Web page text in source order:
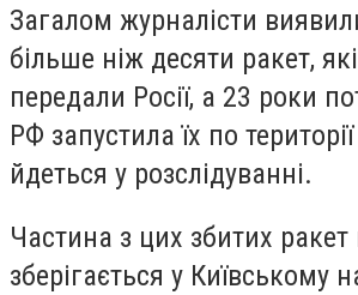
Загалом журналісти
більше ніж десяти ракет,
передали Росії, а 23 роки
РФ запустила їх по
йдеться у розслідуванні.
Частина з цих збитих ракет
зберігається у Київському